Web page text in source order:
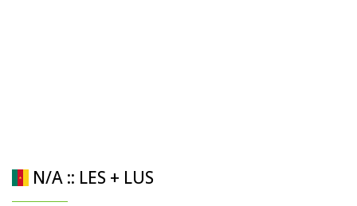
N/A :: LES + LUS